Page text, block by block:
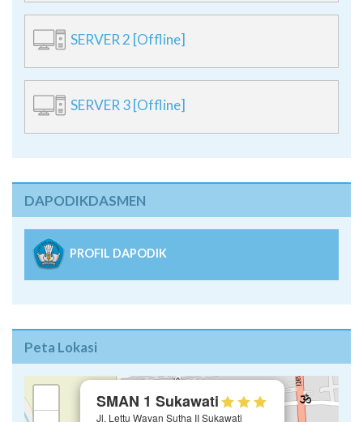
SERVER 2 [Offline]
SERVER 3 [Offline]
DAPODIKDASMEN
PROFIL DAPODIK
Peta Lokasi
SMAN 1 Sukawati
Jl. Lettu Wayan Sutha II Sukawati